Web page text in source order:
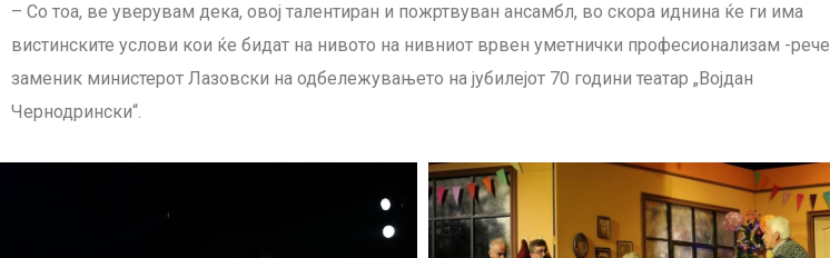
– Со тоа, ве уверувам дека, овој талентиран и пожртвуван ансамбл, во скора иднина ќе ги има
вистинските услови кои ќе бидат на нивото на нивниот врвен уметнички професионализам -рече
заменик министерот Лазовски на одбележувањето на јубилејот 70 години театар „Војдан
Чернодрински“.